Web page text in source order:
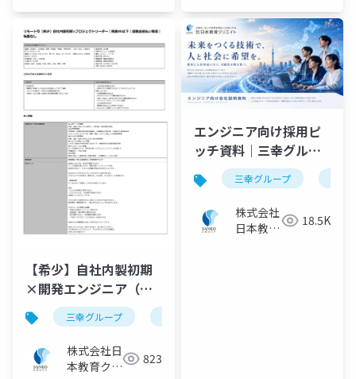
ョン事業部
ト ITソ
リューシ
ョン事業
部
【希少】自社内製初期
×開発エンジニア（プ
ロジェクトリーダー）
｜三幸グループ【株式
会社日本教育クリエイ
ト】
三幸グループ
株式会社日
本教育クリ
823
エンジニア向け採用ピ
ッチ資料｜三幸グルー
プ【株式会社日本教育
クリエイト】
三幸グループ
株式会社
日本教育
18.5K